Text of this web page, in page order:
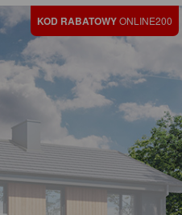
KOD RABATOWYONLINE200